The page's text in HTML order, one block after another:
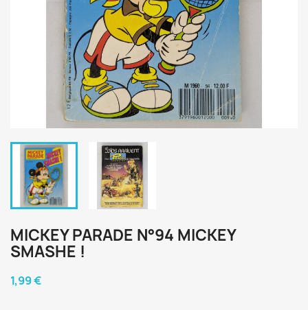
MICKEY PARADE N°94 MICKEY
SMASHE !
1,99 €